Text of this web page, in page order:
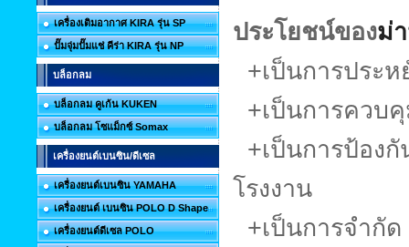
เครื่องเติมอากาศ KIRA รุ่น SP
ปั๊มจุ่มปั๊มแช่ คีร่า KIRA รุ่น NP
บล็อกลม
บล็อกลม คูเก้น KUKEN
บล็อกลม โซแม็กซ์ Somax
เครื่องยนต์เบนซิน/ดีเซล
เครื่องยนต์เบนซิน YAMAHA
เครื่องยนต์ เบนซิน POLO D Shape
เครื่องยนต์ดีเซล POLO
ประโยชน์ของม่
+เป็นการประ
+เป็นการควบ
+เป็นการป้อง
โรงงาน
+เป็นการจำกั